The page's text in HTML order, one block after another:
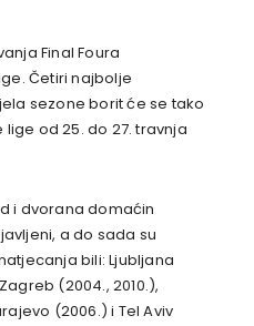
Final Foura
Četiri najbolje
sezone borit će se tako
od 25. do 27. travnja
i dvorana domaćin
a do sada su
bili: Ljubljana
(2004., 2010.),
(2006.) i Tel Aviv